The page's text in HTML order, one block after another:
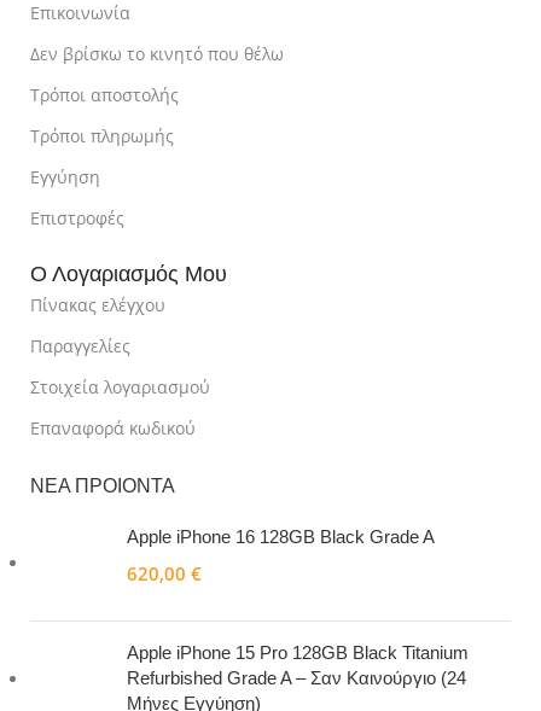
Επικοινωνία
Δεν βρίσκω το κινητό που θέλω
Τρόποι αποστολής
Τρόποι πληρωμής
Εγγύηση
Επιστροφές
Ο Λογαριασμός Μου
Πίνακας ελέγχου
Παραγγελίες
Στοιχεία λογαριασμού
Επαναφορά κωδικού
ΝΕΑ ΠΡΟΙΟΝΤΑ
Apple iPhone 16 128GB Black Grade A
620,00 €
Apple iPhone 15 Pro 128GB Black Titanium
Refurbished Grade A – Σαν Καινούργιο (24
Μήνες Εγγύηση)